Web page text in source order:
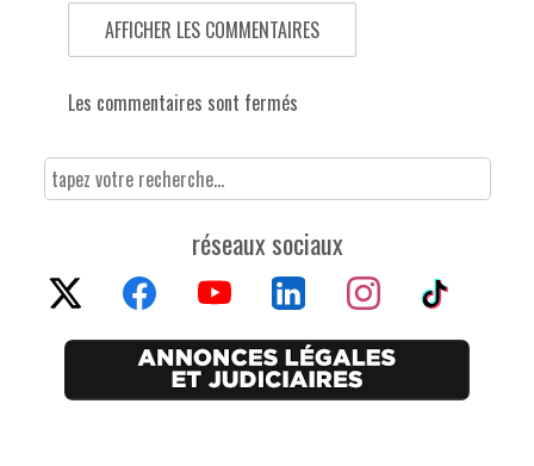
AFFICHER LES COMMENTAIRES
Les commentaires sont fermés
réseaux sociaux